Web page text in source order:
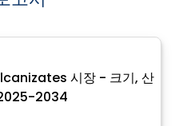
시장 - 크기, 산
2034